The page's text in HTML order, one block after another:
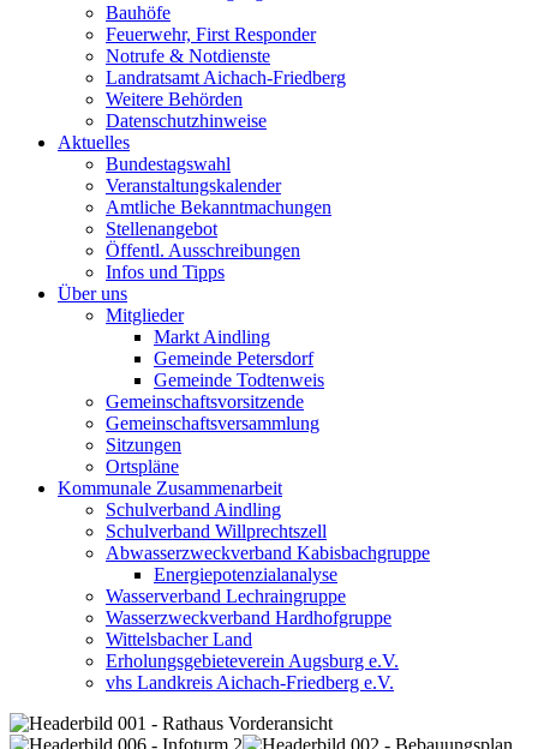
Bauhöfe
Feuerwehr, First Responder
Notrufe & Notdienste
Landratsamt Aichach-Friedberg
Weitere Behörden
Datenschutzhinweise
Aktuelles
Bundestagswahl
Veranstaltungskalender
Amtliche Bekanntmachungen
Stellenangebot
Öffentl. Ausschreibungen
Infos und Tipps
Über uns
Mitglieder
Markt Aindling
Gemeinde Petersdorf
Gemeinde Todtenweis
Gemeinschaftsvorsitzende
Gemeinschaftsversammlung
Sitzungen
Ortspläne
Kommunale Zusammenarbeit
Schulverband Aindling
Schulverband Willprechtszell
Abwasserzweckverband Kabisbachgruppe
Energiepotenzialanalyse
Wasserverband Lechraingruppe
Wasserzweckverband Hardhofgruppe
Wittelsbacher Land
Erholungsgebieteverein Augsburg e.V.
vhs Landkreis Aichach-Friedberg e.V.